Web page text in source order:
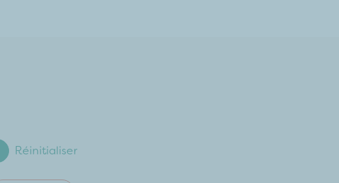
Réinitialiser